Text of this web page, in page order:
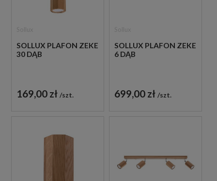
SOLLUX PLAFON ZEKE
30 DĄB
169,00 zł szt.
SOLLUX PLAFON ZEKE
6 DĄB
699,00 zł szt.